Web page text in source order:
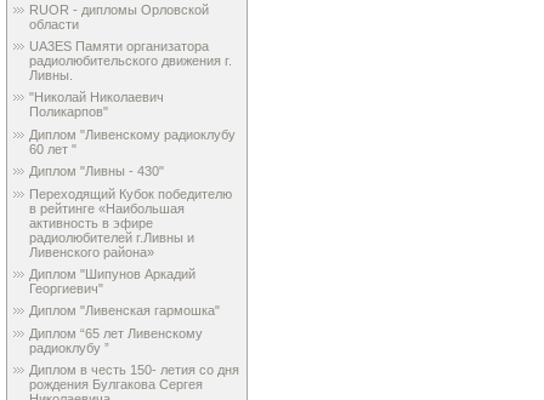
RUOR - дипломы Орловской
области
UA3ES Памяти организатора
радиолюбительского движения г.
Ливны.
"Николай Николаевич
Поликарпов"
Диплом "Ливенскому радиоклубу
60 лет "
Диплом "Ливны - 430"
Переходящий Кубок победителю
в рейтинге «Наибольшая
активность в эфире
радиолюбителей г.Ливны и
Ливенского района»
Диплом "Шипунов Аркадий
Георгиевич"
Диплом "Ливенская гармошка"
Диплом “65 лет Ливенскому
радиоклубу ”
Диплом в честь 150- летия со дня
рождения Булгакова Сергея